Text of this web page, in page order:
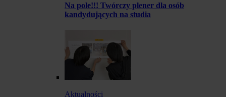
Na pole!!! Twórczy plener dla osób
kandydujących na studia
Aktualności